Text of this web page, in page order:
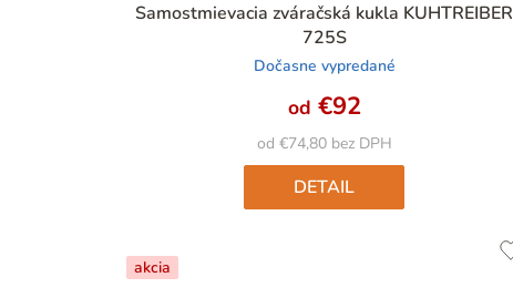
Samostmievacia zváračská kukla KUHTREIBER
725S
hodnotenie
produktu
je
4,9
z
5
hviezdičiek.
Dočasne vypredané
od €74,80 bez DPH
od €92
DETAIL
akcia